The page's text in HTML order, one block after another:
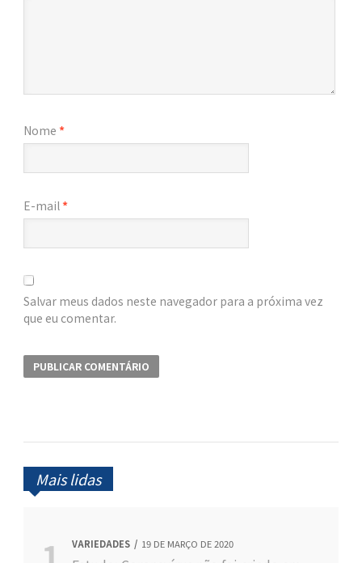
Nome *
E-mail*
Salvar meus dados neste navegador para a próxima vez
que eu comentar.
Mais lidas
VARIEDADES 19 DE MARÇO DE 2020